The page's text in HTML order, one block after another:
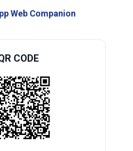
Web Companion
CODE